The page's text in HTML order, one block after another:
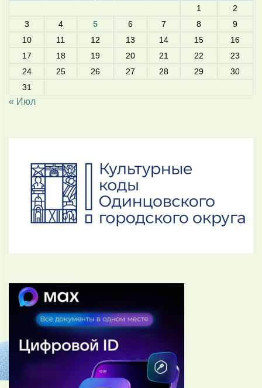
1
2
3
4 5 6 7 8
9
10
11 12 13 14 15
16
17
18 19 20 21 22
23
24
25 26 27 28 29
30
31
« Июл